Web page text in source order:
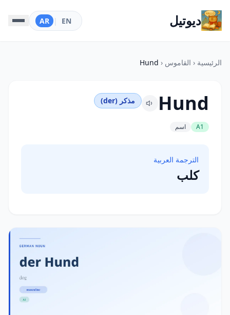
ديوتيل EN
|
AR
الرئيسية ‹ القاموس ‹
Hund
Hund مذكر (der)
A1 اسم
الترجمة العربية
كلب